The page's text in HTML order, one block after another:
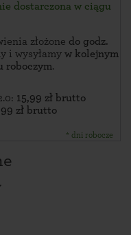
dostarczona w ciągu
złożone do godz.
i wysyłamy w kolejnym
roboczym.
15,99 zł brutto
zł brutto
* dni robocze